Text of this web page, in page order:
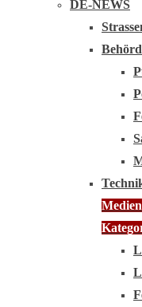
DE-NEWS